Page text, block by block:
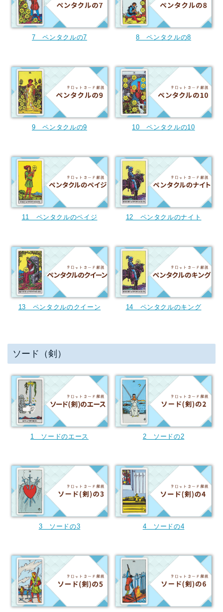
7 ペンタクルの7 8 ペンタクルの8
9 ペンタクルの9 10 ペンタクルの10
11 ペンタクルのペイジ 12 ペンタクルのナイト
13 ペンタクルのクイーン 14 ペンタクルのキング
ソード（剣）
1 ソードのエース 2 ソードの2
3 ソードの3 4 ソードの4